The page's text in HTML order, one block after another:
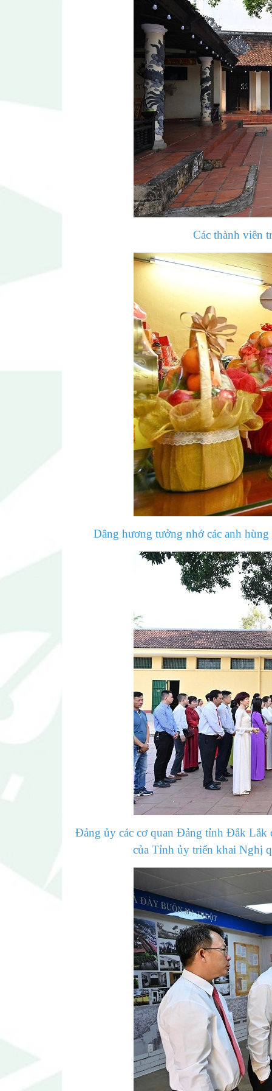
Các thành viên
Dâng hương tưởng nhớ các anh
Đảng ủy các cơ quan Đảng tỉnh Đắk Lắk
của Tỉnh ủy triển khai Nghị